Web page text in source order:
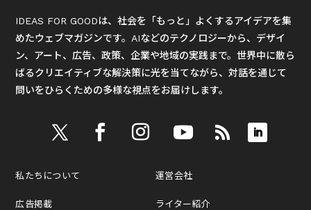
IDEAS FOR GOODは、社会を「もっと」よくするアイデアを集
めたウェブマガジンです。AIなどのテクノロジーから、デザイ
ン、アート、広告、政策、企業や地域の実践まで。世界中に散ら
ばるクリエイティブな解決策に光を当てながら、対話を通じて
問いをひらくための多様な視点をお届けします。
私たちについて
広告掲載
運営会社
ライター紹介